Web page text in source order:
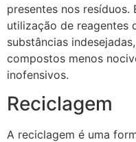
presentes nos resíduos.
utilização de reagentes
substâncias
compostos menos
inofensivos.
Reciclagem
A reciclagem é uma